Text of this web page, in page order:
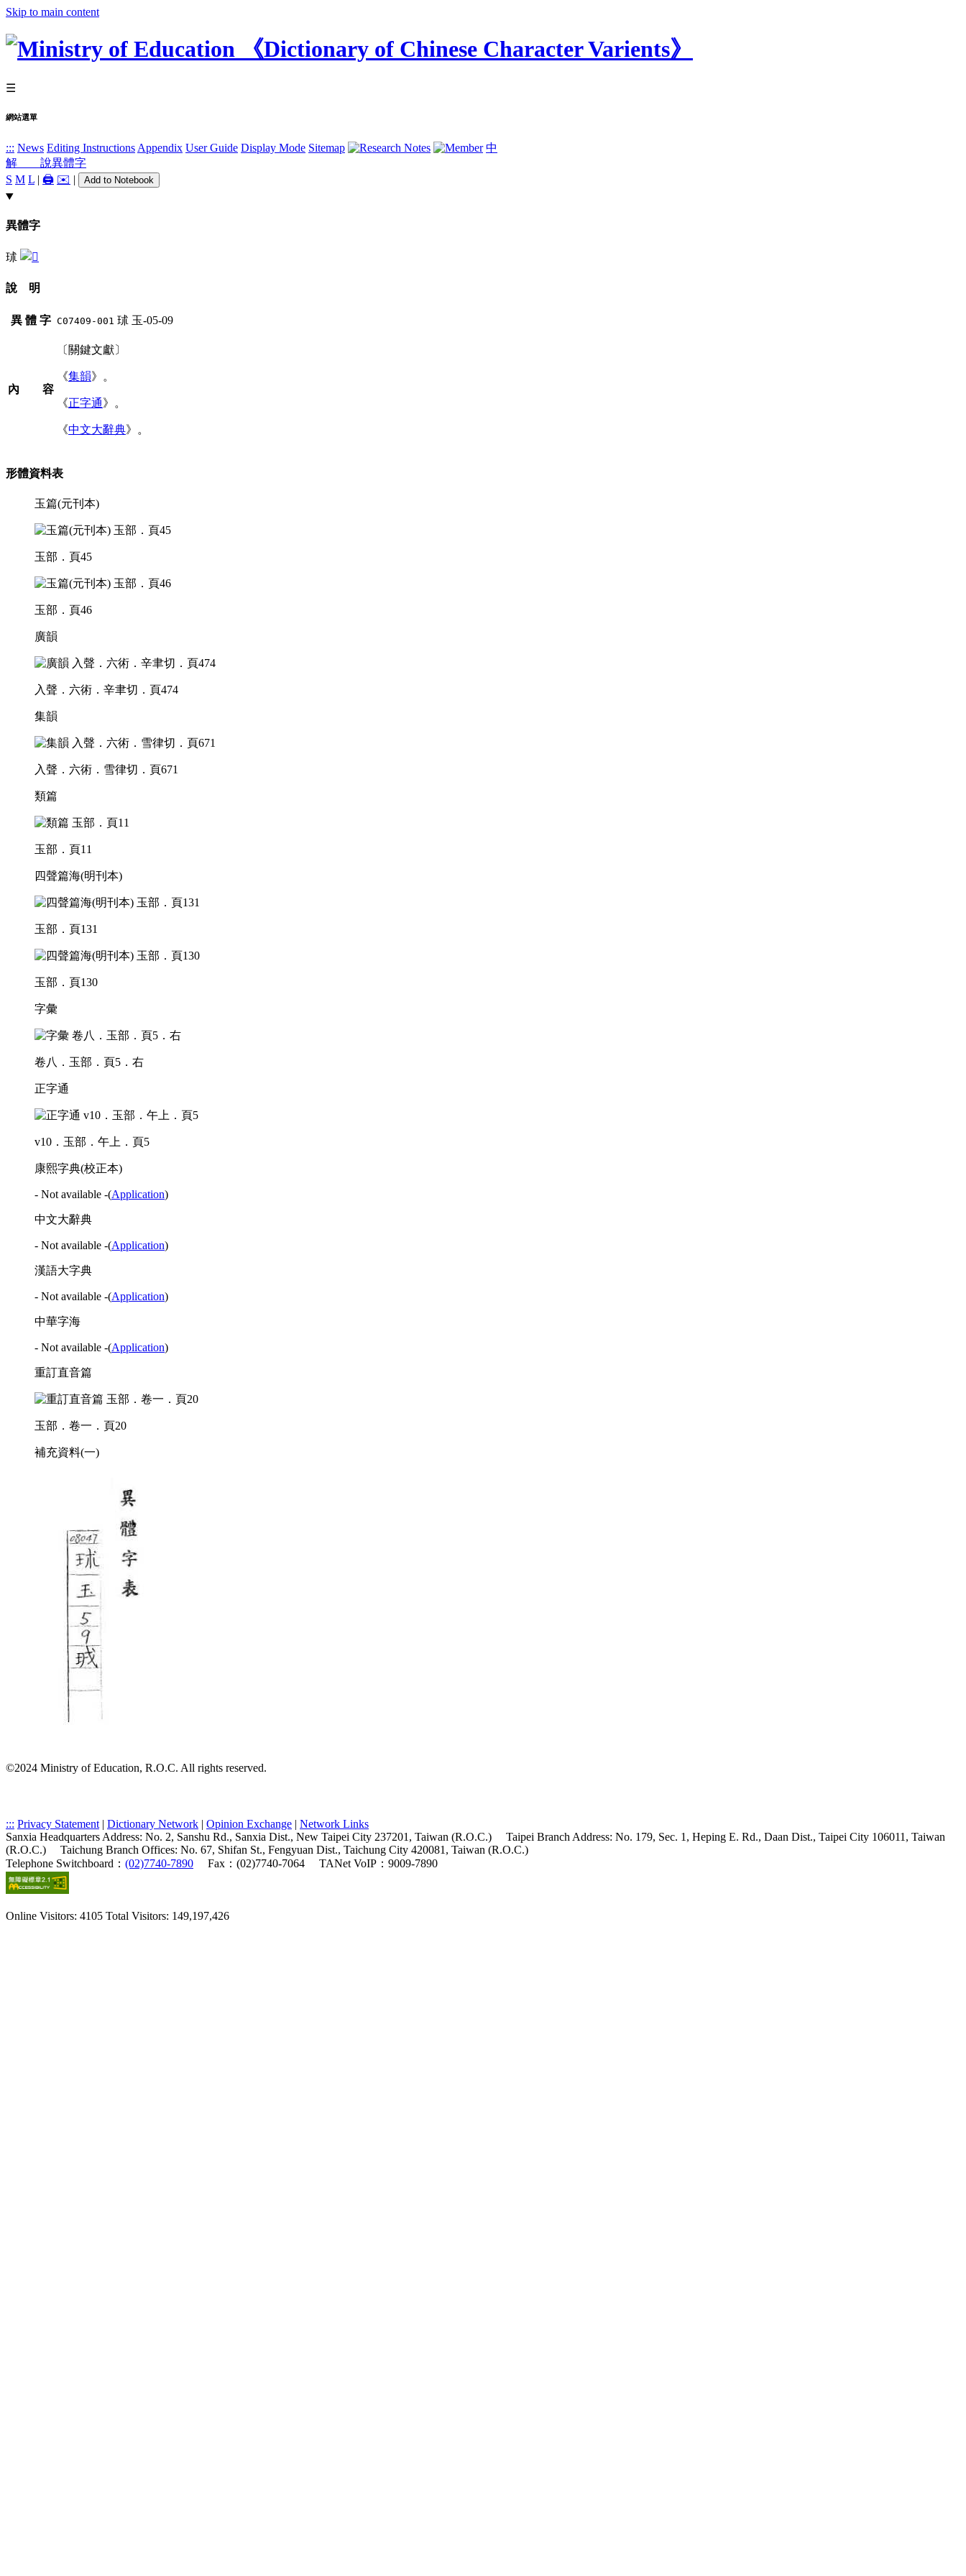
Skip to main content
☰
網站選單
::: News Editing Instructions Appendix User Guide Display Mode Sitemap
中
解 說異體字
S M L | 🖨️ ✉️ | Add to Notebook
異體字
㺷
說 明
異 體 字 C07409-001 㺷 玉-05-09
內 容
〔關鍵文獻〕
《集韻》。
《正字通》。
《中文大辭典》。
形體資料表
玉篇(元刊本)
玉部．頁45
玉部．頁46
廣韻
入聲．六術．辛聿切．頁474
集韻
入聲．六術．雪律切．頁671
類篇
玉部．頁11
四聲篇海(明刊本)
玉部．頁131
玉部．頁130
字彙
卷八．玉部．頁5．右
正字通
v10．玉部．午上．頁5
康熙字典(校正本)
- Not available -(Application)
中文大辭典
- Not available -(Application)
漢語大字典
- Not available -(Application)
中華字海
- Not available -(Application)
重訂直音篇
玉部．卷一．頁20
補充資料(一)
©2024 Ministry of Education, R.O.C. All rights reserved.
::: Privacy Statement| Dictionary Network | Opinion Exchange | Network Links
Sanxia Headquarters Address: No. 2, Sanshu Rd., Sanxia Dist., New Taipei City 237201, Taiwan (R.O.C.)
Taipei Branch Address: No. 179, Sec. 1, Heping E. Rd., Daan Dist., Taipei City 106011, Taiwan
(R.O.C.)
Taichung Branch Offices: No. 67, Shifan St., Fengyuan Dist., Taichung City 420081, Taiwan (R.O.C.)
Telephone Switchboard： (02)7740-7890 Fax：(02)7740-7064 TANet VoIP：9009-7890
Online Visitors: 4105 Total Visitors: 149,197,426